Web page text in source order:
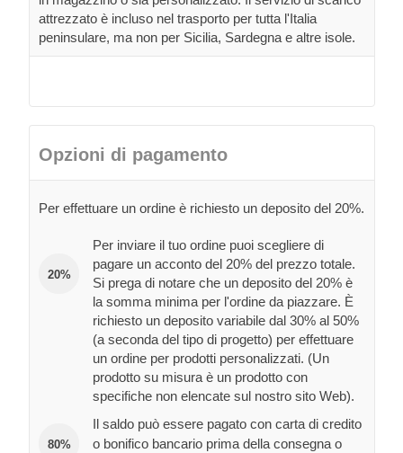
attrezzato è incluso nel trasporto per tutta l'Italia
peninsulare, ma non per Sicilia, Sardegna e altre isole.
Opzioni di pagamento
Per effettuare un ordine è richiesto un deposito del 20%.
20%
Per inviare il tuo ordine puoi scegliere di
pagare un acconto del 20% del prezzo totale.
Si prega di notare che un deposito del 20% è
la somma minima per l'ordine da piazzare. È
richiesto un deposito variabile dal 30% al 50%
(a seconda del tipo di progetto) per effettuare
un ordine per prodotti personalizzati. (Un
prodotto su misura è un prodotto con
specifiche non elencate sul nostro sito Web).
80%
Il saldo può essere pagato con carta di credito
o bonifico bancario prima della consegna o